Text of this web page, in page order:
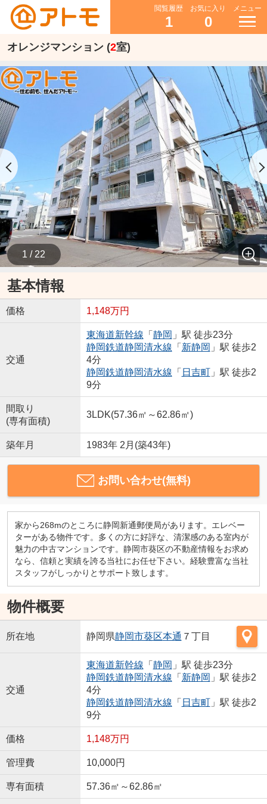
閲覧履歴
1
お気に入り
0
メニュー
オレンジマンション (2室)
1 / 22
基本情報
価格 1,148万円
交通
東海道新幹線 「 静岡 」駅 徒歩23分
静岡鉄道静岡清水線 「 新静岡 」駅 徒歩2
4分
静岡鉄道静岡清水線 「 日吉町」駅 徒歩2
9分
間取り
(専有面積)
3LDK(57.36㎡～62.86㎡)
築年月 1983年 2月(築43年)
お問い合わせ(無料)
家から268mのところに静岡新通郵便局があります。エレベー
ターがある物件です。多くの方に好評な、清潔感のある室内が
魅力の中古マンションです。静岡市葵区の不動産情報をお求め
なら、信頼と実績を誇る当社にお任せ下さい。経験豊富な当社
スタッフがしっかりとサポート致します。
物件概要
所在地 静岡県静岡市葵区本通 ７丁目
交通
東海道新幹線 「 静岡 」駅 徒歩23分
静岡鉄道静岡清水線 「 新静岡 」駅 徒歩2
4分
静岡鉄道静岡清水線 「 日吉町」駅 徒歩2
9分
価格 1,148万円
管理費 10,000円
専有面積 57.36㎡～62.86㎡